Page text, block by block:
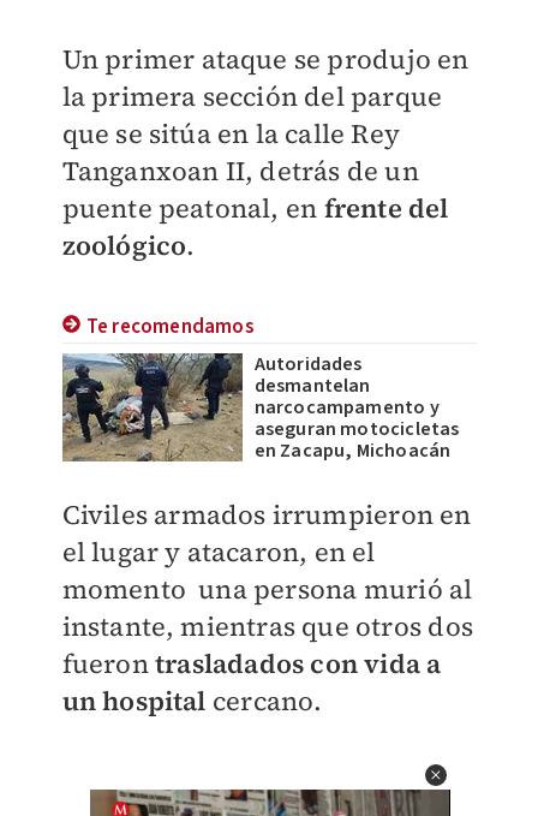
Un primer ataque se produjo en
la primera sección del parque
que se sitúa en la calle Rey
Tanganxoan II, detrás de un
puente peatonal, en frente del
zoológico.
Te recomendamos
Autoridades
desmantelan
narcocampamento y
aseguran motocicletas
en Zacapu, Michoacán
Civiles armados irrumpieron en
el lugar y atacaron, en el
momento una persona murió al
instante, mientras que otros dos
fuerontrasladados con vida a
un hospital cercano.